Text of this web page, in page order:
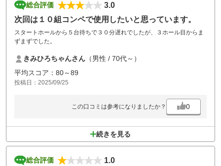
総合評価
3.0
次回は１０組コンペで使用したいと思っています。
スタートホールから５台待ちで３０分遅れでしたが、３ホール目からま
ずまずでした。
きみひろちゃんさん （男性 / 70代～）
平均スコア：80～89
投稿日：2025/09/25
この口コミは参考になりましたか？ 0
続きを見る
総合評価
1.0